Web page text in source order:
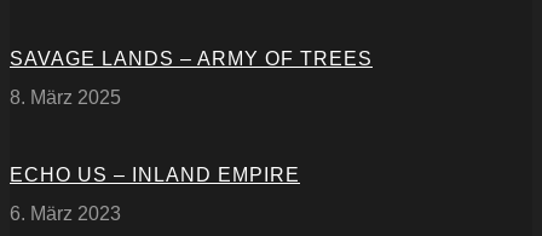
SAVAGE LANDS – ARMY OF TREES
8. März 2025
ECHO US – INLAND EMPIRE
6. März 2023